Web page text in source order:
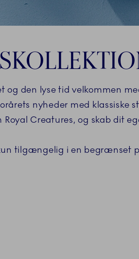
og den lyse tid velkommen
nyheder med klassiske
Creatures, og skab dit
tilgængelig i en begrænset